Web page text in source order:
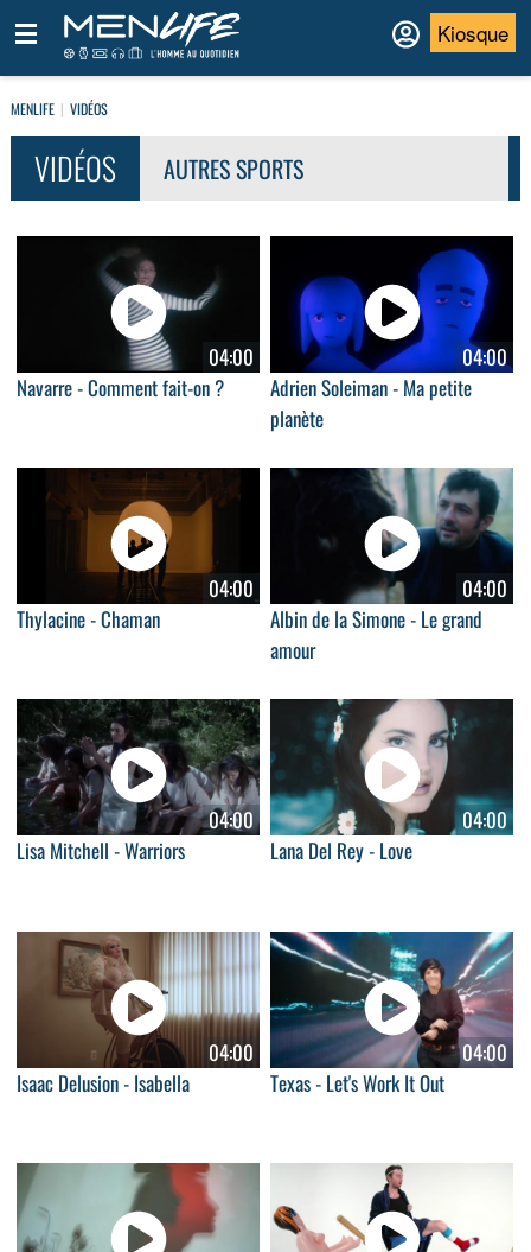
Kiosque
MENLIFE VIDÉOS
VIDÉOS AUTRES SPORTS
04:00
Navarre - Comment fait-on ?
04:00
Adrien Soleiman - Ma petite
planète
04:00
Thylacine - Chaman
04:00
Albin de la Simone - Le grand
amour
04:00
Lisa Mitchell - Warriors
04:00
Lana Del Rey - Love
04:00
Isaac Delusion - Isabella
04:00
Texas - Let's Work It Out